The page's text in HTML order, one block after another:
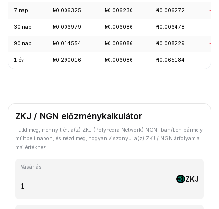
7 nap ₦0.006325 ₦0.006230 ₦0.006272 -
30 nap ₦0.006979 ₦0.006086 ₦0.006478 -
90 nap ₦0.014554 ₦0.006086 ₦0.008229 -
1 év ₦0.290016 ₦0.006086 ₦0.065184 -
ZKJ / NGN előzménykalkulátor
Tudd meg, mennyit ért a(z) ZKJ (Polyhedra Network) NGN-ban/ben bármely
múltbeli napon, és nézd meg, hogyan viszonyul a(z) ZKJ / NGN árfolyam a
mai értékhez.
Vásárlás
ZKJ